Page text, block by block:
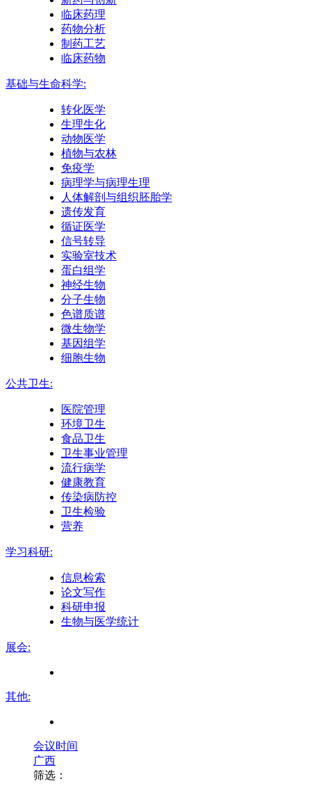
临床药理
药物分析
制药工艺
临床药物
基础与生命科学:
转化医学
生理生化
动物医学
植物与农林
免疫学
病理学与病理生理
人体解剖与组织胚胎学
遗传发育
循证医学
信号转导
实验室技术
蛋白组学
神经生物
分子生物
色谱质谱
微生物学
基因组学
细胞生物
公共卫生:
医院管理
环境卫生
食品卫生
卫生事业管理
流行病学
健康教育
传染病防控
卫生检验
营养
学习科研:
信息检索
论文写作
科研申报
生物与医学统计
展会:
其他:
会议时间
广西
筛选：